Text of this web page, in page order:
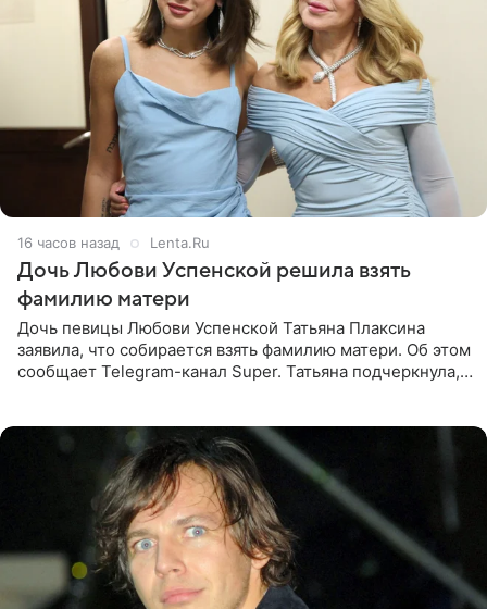
16 часов назад Lenta.Ru
Дочь Любови Успенской решила взять
фамилию матери
Дочь певицы Любови Успенской Татьяна Плаксина
заявила, что собирается взять фамилию матери. Об этом
сообщает Telegram-канал Super. Татьяна подчеркнула,